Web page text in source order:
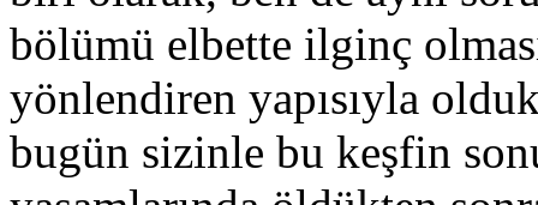
bölümü elbette ilginç
yönlendiren yapısıyla
bugün sizinle bu keşfin